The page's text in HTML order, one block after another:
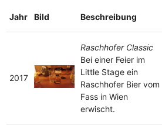
Jahr Bild Beschreibung
2017
Raschhofer Classic
Bei einer Feier im
Little Stage ein
Raschhofer Bier vom
Fass in Wien
erwischt.